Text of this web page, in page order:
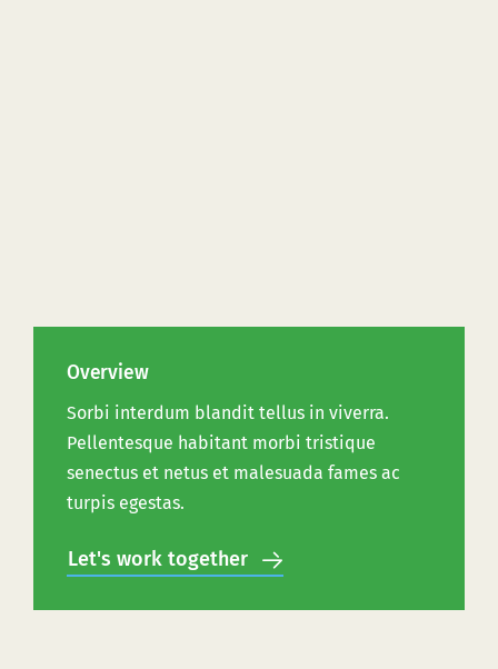
Overview
Sorbi interdum blandit tellus in viverra.
Pellentesque habitant morbi tristique
senectus et netus et malesuada fames ac
turpis egestas.
Let's work together